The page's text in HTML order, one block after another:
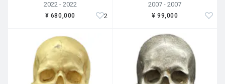
2022 - 2022
¥ 680,000 2
2007 - 2007
¥ 99,000